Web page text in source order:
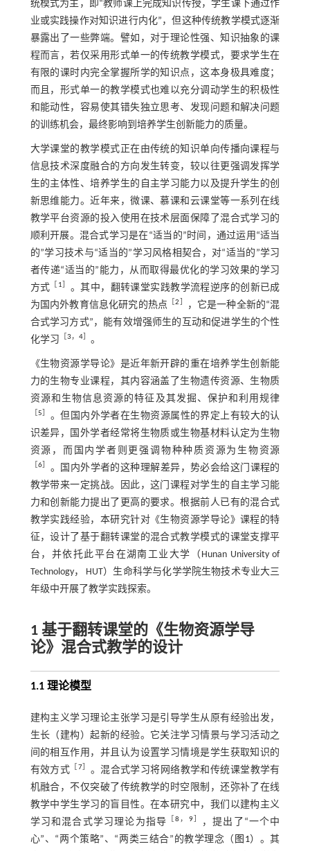
统模式为主，即“教师课上完成知识传授，学生课下通过作
业或实践操作对知识进行内化”，但这种传统教学模式逐渐
暴露出了一些弊端。譬如，对于理论性强、知识抽象的课
程而言，若仅采用形式单一的传统教学模式，要求学生在
有限的课时内完全掌握所学的知识点，这本身极具难度；
而且，形式单一的教学模式也难以充分调动学生的积极性
和能动性，容易使其错失独立思考、发现问题和解决问题
的训练机会，最终影响到培养学生创新能力的质量。
大学课堂的教学模式正在由传统的知识单向传播向课程与
信息技术深度融合的方向发生转变，较以往更强调发挥学
生的主体性、培养学生的自主学习能力以及提升学生的创
新思维能力。近年来，微课、慕课和云课堂等一系列在线
教学平台资源的投入使用在技术层面保障了混合式学习的
顺利开展。混合式学习是在“适当的”时间，通过运用“适当
的”学习技术与“适当的”学习风格相契合，对“适当的”学习
者传递“适当的”能力，从而取得最优化的学习效果的学习
方式
1
。其中，翻转课堂实践教学流程逆序的创新已成
为国内外教育信息化研究的热点
［2
，它是一种全新的“混
合式学习方式”，能有效增强师生的互动和促进学生的个性
化学习
3， 4］ 。
《生物资源学导论》是近年新开辟的重在培养学生创新能
力的生物专业课程，其内容涵盖了生物遗传资源、生物质
资源和生物信息资源的特征及其发掘、保护和利用规律
［5
。但国内外学者在生物资源属性的界定上有较大的认
识差异，国外学者经常将生物质或生物基材料认定为生物
资源，而国内学者则更强调物种种质资源为生物资源
［6
。国内外学者的这种理解差异，势必会给这门课程的
教学带来一定挑战。因此，这门课程对学生的自主学习能
力和创新能力提出了更高的要求。根据前人已有的混合式
教学实践经验，本研究针对《生物资源学导论》课程的特
征，设计了基于翻转课堂的混合式教学模式的课堂支撑平
台，并依托此平台在湖南工业大学（Hunan University of
Technology， HUT）生命科学与化学学院生物技术专业大三
年级中开展了教学实践探索。
1 基于翻转课堂的《生物资源学导
论》混合式教学的设计
1.1 理论模型
建构主义学习理论主张学习是引导学生从原有经验出发，
生长（建构）起新的经验。它关注学习情景与学习活动之
间的相互作用，并且认为设置学习情境是学生获取知识的
有效方式
7］ 。混合式学习将网络教学和传统课堂教学有
机融合，不仅突破了传统教学的时空限制，还弥补了在线
教学中学生学习的盲目性。在本研究中，我们以建构主义
学习和混合式学习理论为指导 ［8 ， 9］
，提出了“一个中
心”、“两个策略”、“两类三结合”的教学理念（ 图1）。其